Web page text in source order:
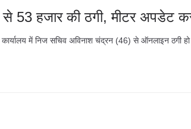
53 हजार की ठगी, मीटर अपडेट
कार्यालय में निज सचिव अविनाश चंद्रन (46) से ऑनलाइन ठगी